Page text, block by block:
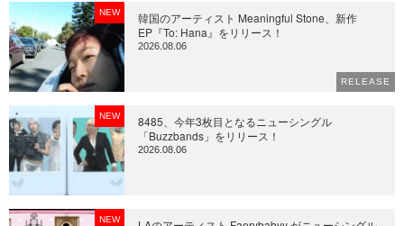
NEW
韓国のアーティスト Meaningful Stone、新作
EP『To: Hana』をリリース！
2026.08.06
RELEASE
NEW
8485、今年3枚目となるニューシングル
「Buzzbands」をリリース！
2026.08.06
NEW